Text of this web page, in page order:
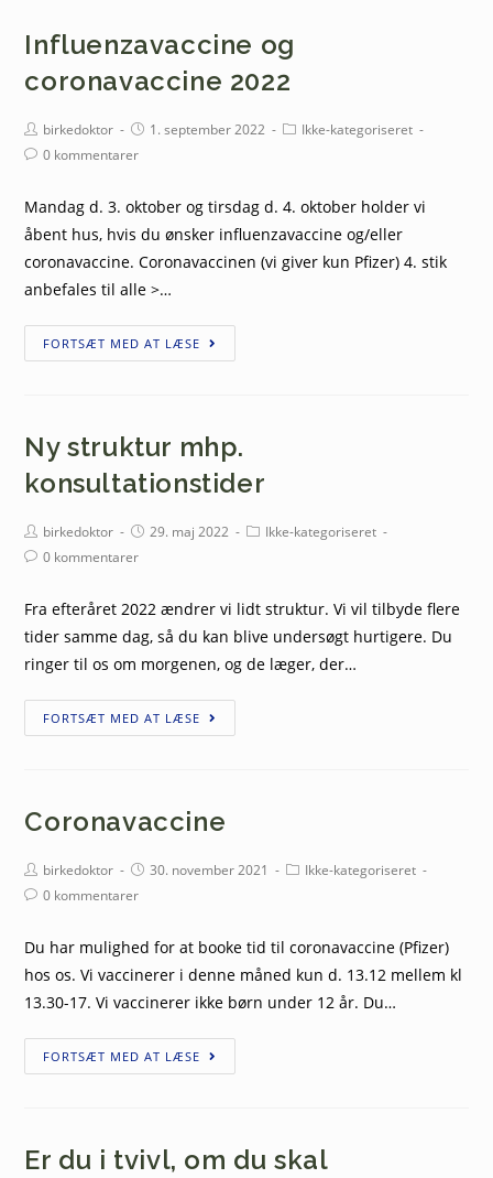
Influenzavaccine og
coronavaccine 2022
birkedoktor 1. september 2022
Ikke-kategoriseret
0 kommentarer
Mandag d. 3. oktober og tirsdag d. 4. oktober holder vi
åbent hus, hvis du ønsker influenzavaccine og/eller
coronavaccine. Coronavaccinen (vi giver kun Pfizer) 4. stik
anbefales til alle >…
FORTSÆT MED AT LÆSE
Ny struktur mhp.
konsultationstider
birkedoktor 29. maj 2022
Ikke-kategoriseret
0 kommentarer
Fra efteråret 2022 ændrer vi lidt struktur. Vi vil tilbyde flere
tider samme dag, så du kan blive undersøgt hurtigere. Du
ringer til os om morgenen, og de læger, der…
FORTSÆT MED AT LÆSE
Coronavaccine
birkedoktor 30. november 2021
Ikke-kategoriseret
0 kommentarer
Du har mulighed for at booke tid til coronavaccine (Pfizer)
hos os. Vi vaccinerer i denne måned kun d. 13.12 mellem kl
13.30-17. Vi vaccinerer ikke børn under 12 år. Du…
FORTSÆT MED AT LÆSE
Er du i tvivl, om du skal